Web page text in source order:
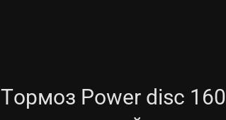
Тормоз Power disc 160